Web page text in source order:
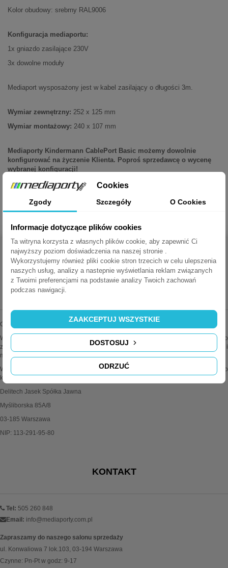
Kolor obudowy: srebrny RAL9006
Konfiguracja mediaportu:
1x gniazdo zasilające 230V
3x dowolne moduły
Mediaport wysposażony jest w kabel zasilający o długości 3m.
Wymiar zewnętrzny: 252 x 125 mm
Wymiar montażowy: 240 x 107 mm
Mediaporty Kindermann CablePort Basic możemy dowolnie
konfigurować na życzenie Klienta. Poproś sprzedawcę o wycenę
wybranej konfiguracji!
to producent najwyższej jakości produktów niezbędnych
do kompleksowego wyposażenia biur i sal konferencyjnych.
Oferujemy najwyższej jakości mediaporty wiodących marek.
Wszystkie oferowane przez nas produkty są oryginalne i sprawdzone. Dodatkowo
zapewniamy fachową pomoc techniczną i doradztwo w sprawach instalacji i
montażu.
Wiele produktów można konfigurować wg własnych potrzeb. Zapraszamy do
kontaktu z działem obsługi klienta po więcej informacji.
Delitech Jasek Spółka Jawna
Myśliborska 85A/8
03-185 Warszawa
NIP: 113-291-95-80
KONTAKT
Tel: 505 260 848
Email: info@mediaporty.com.pl
Zapraszamy do naszego salonu sprzedaży
ul. Konwaliowa 7 lok.103, 03-194 Warszawa
Czynne: Pn-Pt w godz: 9-17
Cookies
Zgody Szczegóły O Cookies
Informacje dotyczące plików cookies
Ta witryna korzysta z własnych plików cookie, aby zapewnić Ci
najwyższy poziom doświadczenia na naszej stronie .
Wykorzystujemy również pliki cookie stron trzecich w celu ulepszenia
naszych usług, analizy a nastepnie wyświetlania reklam związanych
z Twoimi preferencjami na podstawie analizy Twoich zachowań
podczas nawigacji.
ODRZUĆ
DOSTOSUJ
ZAAKCEPTUJ WSZYSTKIE